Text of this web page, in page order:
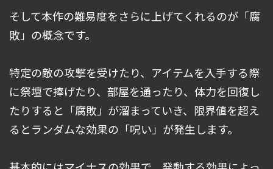
そして本作の難易度をさらに上げてくれるのが「腐
敗」の概念です。
特定の敵の攻撃を受けたり、アイテムを入手する際
に祭壇で捧げたり、部屋を通ったり、体力を回復し
たりすると「腐敗」が溜まっていき、限界値を超え
るとランダムな効果の「呪い」が発生します。